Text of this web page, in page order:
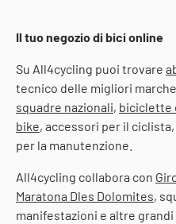
Il tuo negozio di bici online
Su All4cycling puoi trovare
tecnico delle migliori
squadre nazionali, biciclette
bike, accessori per il
per la manutenzione.
All4cycling collabora con
Maratona Dles Dolomites,
manifestazioni e altre